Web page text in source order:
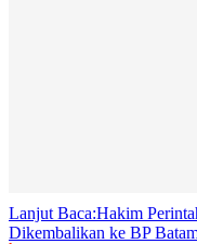
Lanjut Baca:Hakim
Dikembalikan ke BP